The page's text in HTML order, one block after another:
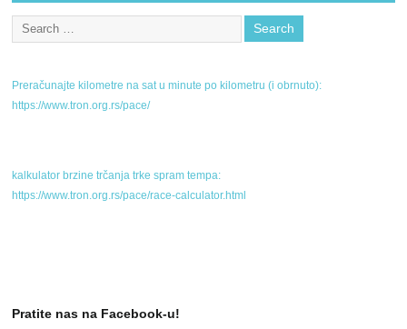
Preračunajte kilometre na sat u minute po kilometru (i obrnuto):
https://www.tron.org.rs/pace/
kalkulator brzine trčanja trke spram tempa:
https://www.tron.org.rs/pace/race-calculator.html
Pratite nas na Facebook-u!